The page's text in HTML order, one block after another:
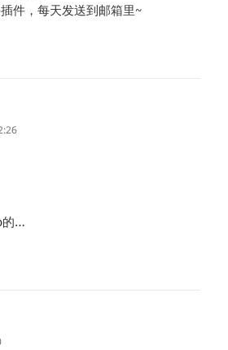
件，每天发送到邮箱里~
的…